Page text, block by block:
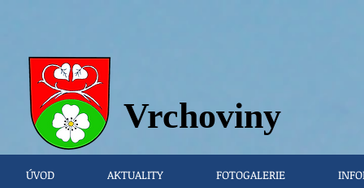
ÚVOD AKTUALITY FOTOGALERIE
Vrchoviny